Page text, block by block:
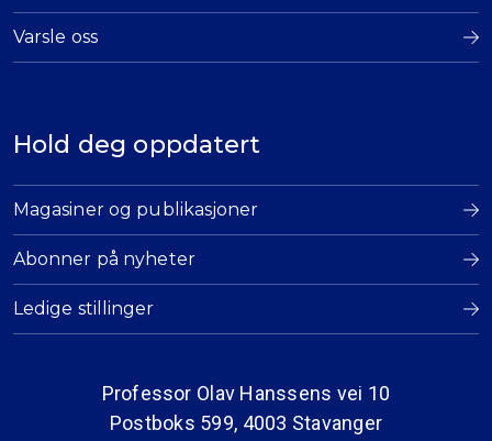
Varsle oss
Hold deg oppdatert
Magasiner og publikasjoner
Abonner på nyheter
Ledige stillinger
Professor Olav Hanssens vei 10
Postboks 599, 4003 Stavanger